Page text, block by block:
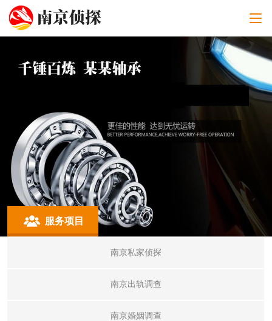
服务项目
南京私家侦探
南京出轨调查
南京婚姻调查